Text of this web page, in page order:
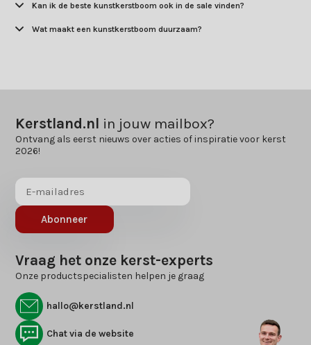
Kan ik de beste kunstkerstboom ook in de sale vinden?
Wat maakt een kunstkerstboom duurzaam?
Kerstland.nl in jouw mailbox?
Ontvang als eerst nieuws over acties of inspiratie voor kerst
2026!
Abonneer
Vraag het onze kerst-experts
Onze productspecialisten helpen je graag
hallo@kerstland.nl
Chat via de website